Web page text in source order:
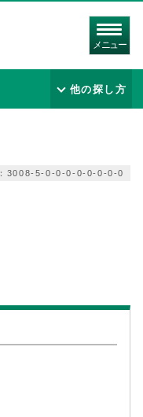
メニュー
他の探し方
3008-5-0-0-0-0-0-0-0-0